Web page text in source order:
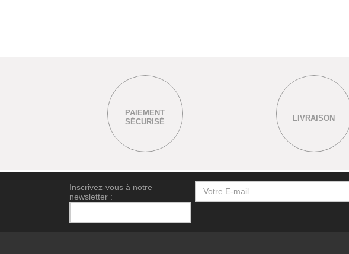
PAIEMENT
SÉCURISÉ
LIVRAISON
Inscrivez-vous à notre
newsletter :